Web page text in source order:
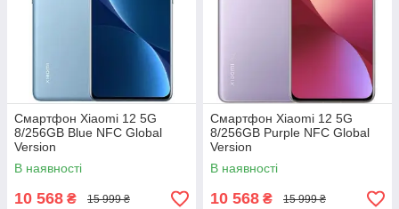
Смартфон Xiaomi 12 5G
8/256GB Blue NFC Global
Version
В наявності
10 568 ₴ 15 999 ₴
Смартфон Xiaomi 12 5G
8/256GB Purple NFC Global
Version
В наявності
10 568 ₴ 15 999 ₴